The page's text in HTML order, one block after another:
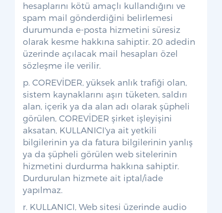
hesaplarını kötü amaçlı kullandığını ve
spam mail gönderdiğini belirlemesi
durumunda e-posta hizmetini süresiz
olarak kesme hakkına sahiptir. 20 adedin
üzerinde açılacak mail hesapları özel
sözleşme ile verilir.
p. COREVİDER, yüksek anlık trafiği olan,
sistem kaynaklarını aşırı tüketen, saldırı
alan, içerik ya da alan adı olarak şüpheli
görülen, COREVİDER şirket işleyişini
aksatan, KULLANICI'ya ait yetkili
bilgilerinin ya da fatura bilgilerinin yanlış
ya da şüpheli görülen web sitelerinin
hizmetini durdurma hakkına sahiptir.
Durdurulan hizmete ait iptal/iade
yapılmaz.
r. KULLANICI, Web sitesi üzerinde audio